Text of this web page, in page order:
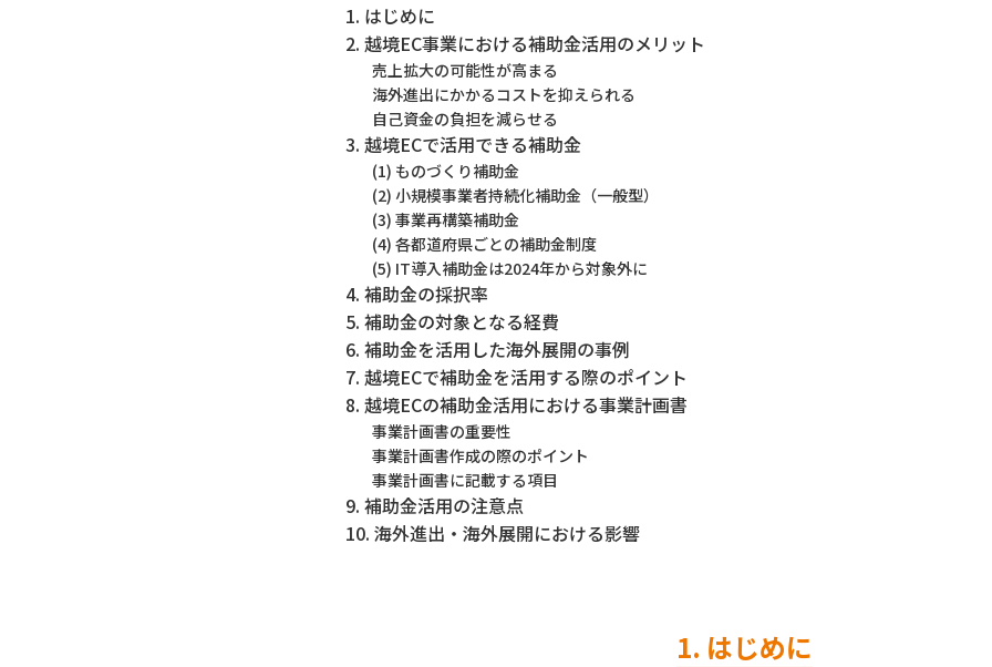
1. はじめに
2. 越境EC事業における補助金活用のメリット
売上拡大の可能性が高まる
海外進出にかかるコストを抑えられる
自己資金の負担を減らせる
3. 越境ECで活用できる補助金
(1) ものづくり補助金
(2) 小規模事業者持続化補助金（一般型）
(3) 事業再構築補助金
(4) 各都道府県ごとの補助金制度
(5) IT導入補助金は2024年から対象外に
4. 補助金の採択率
5. 補助金の対象となる経費
6. 補助金を活用した海外展開の事例
7. 越境ECで補助金を活用する際のポイント
8. 越境ECの補助金活用における事業計画書
事業計画書の重要性
事業計画書作成の際のポイント
事業計画書に記載する項目
9. 補助金活用の注意点
10. 海外進出・海外展開における影響
1. はじめに